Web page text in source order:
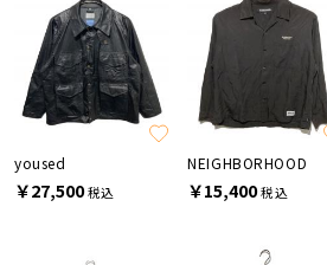
yoused
￥27,500税込
NEIGHBORHOOD
￥15,400税込